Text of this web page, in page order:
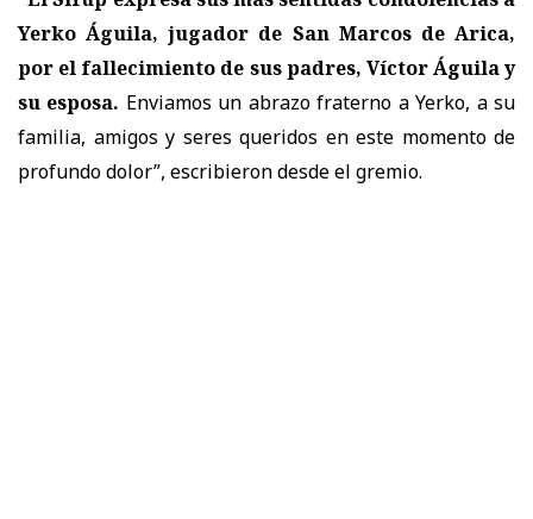
Yerko Águila, jugador de San Marcos de Arica,
por el fallecimiento de sus padres, Víctor Águila y
su esposa. Enviamos un abrazo fraterno a Yerko, a su
familia, amigos y seres queridos en este momento de
profundo dolor”, escribieron desde el gremio.